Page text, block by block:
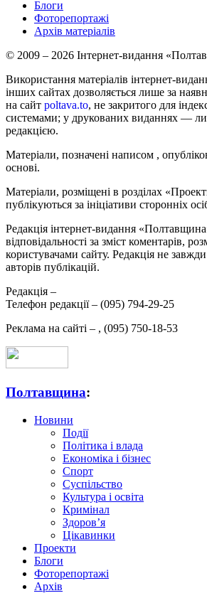
Блоги
Фоторепортажі
Архів матеріалів
© 2009 – 2026 Інтернет-видання
Використання матеріалів інтернет-
інших сайтах дозволяється лише за
на сайт poltava.to, не закритого для
системами; у друкованих виданнях —
редакцією.
Матеріали, позначені написом ,
основі.
Матеріали, розміщені в розділах
публікуються за ініціативи сторонніх
Редакція інтернет-видання
відповідальності за зміст коментарів,
користувачами сайту. Редакція не
авторів публікацій.
Редакція –
Телефон редакції – (095) 794-29-25
Реклама на сайті – , (095) 750-18-53
Полтавщина:
Новини
Події
Політика і влада
Економіка і бізнес
Спорт
Суспільство
Культура і освіта
Кримінал
Здоров’я
Цікавинки
Проекти
Блоги
Фоторепортажі
Архів